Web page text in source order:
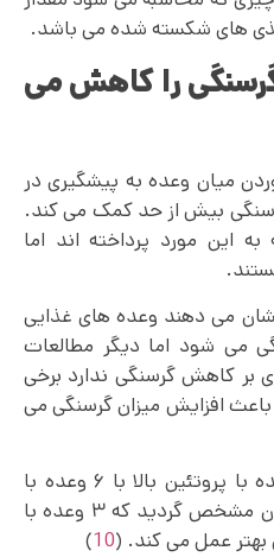
های شکسته شده می باشد.
گرسنگی را کاهش می
میان وعده به پیشگیری در
بیش از حد کمک می کند.
این مورد پرداخته‌ اند اما
می دهند وعده های غذایی
می‌ شود اما دیگر مطالعات
بر کاهش گرسنگی ندارد برخی
افزایش میزان گرسنگی می
یک مطالعه به مقایسه ۳ وعده با پروتئین بالا با ۶ وعده با
پروتئین بالا پرداخت و در پایان مشخص گردید که ۳ وعده با
بهتر عمل می کند. (10
)